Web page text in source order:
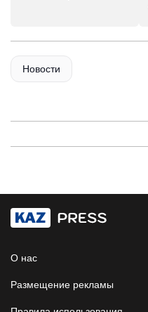
Новости
О нас
Размещение рекламы